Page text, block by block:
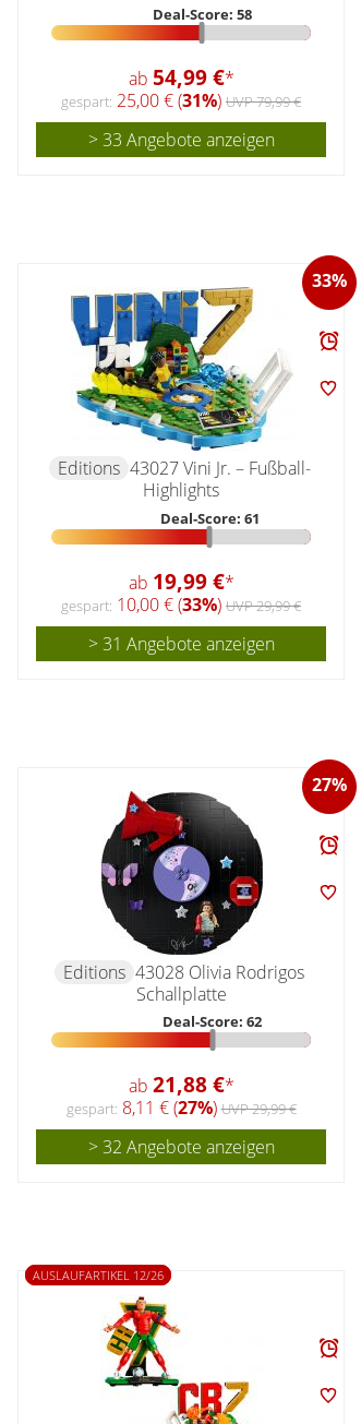
Deal-Score: 58
ab 54,99 €*
gespart: 25,00 € (31%) UVP 79,99 €
> 33 Angebote anzeigen
33%
Editions 43027 Vini Jr. – Fußball-
Highlights
Deal-Score: 61
ab 19,99 €*
gespart: 10,00 € (33%) UVP 29,99 €
> 31 Angebote anzeigen
27%
Editions 43028 Olivia Rodrigos
Schallplatte
Deal-Score: 62
ab 21,88 €*
gespart: 8,11 € (27%)UVP 29,99 €
> 32 Angebote anzeigen
AUSLAUFARTIKEL 12/26